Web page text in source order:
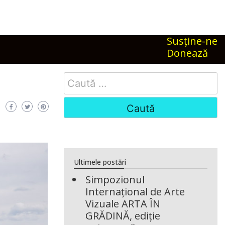
Susţine-ne
Donează
Search
for:
Ultimele postări
Simpozionul
Internațional de Arte
Vizuale ARTA ÎN
GRĂDINĂ, ediție